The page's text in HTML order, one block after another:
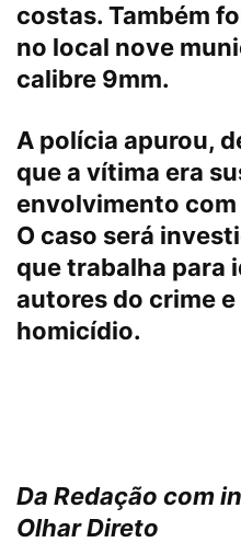
costas. Também
no local nove
calibre 9mm.
A polícia apurou,
que a vítima era
envolvimento
O caso será
que trabalha para
autores do crime
homicídio.
Da Redação com
Olhar Direto